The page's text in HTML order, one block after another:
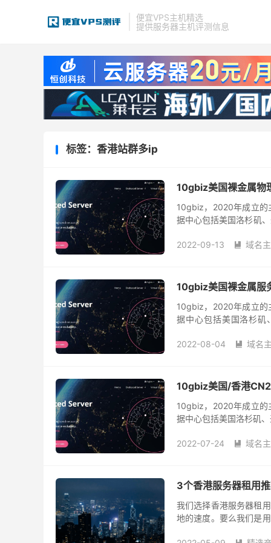
便宜VPS主机精选
提供服务器主机评测信息
标签：香港站群多ip
10gbiz美国裸金属物
10gbiz，2020年成立的
据中心包括美国洛杉矶
2022-09-13
 域名
10gbiz美国裸金属服
10gbiz，2020年成立的
据中心包括美国洛杉矶
2022-08-04
 域名
10gbiz美国/香港
10gbiz，2020年成立的
据中心包括美国洛杉矶
2022-07-24
 域名
3个香港服务器租用
我们选择香港服务器租
地的速度。要么我们是